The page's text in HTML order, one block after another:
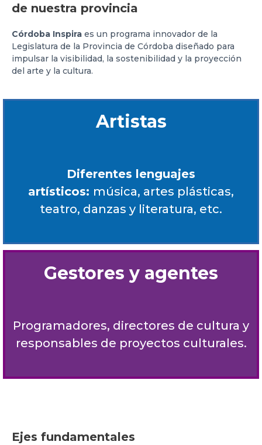
de nuestra provincia
Córdoba Inspira es un programa innovador de la
Legislatura de la Provincia de Córdoba diseñado para
impulsar la visibilidad, la sostenibilidad y la proyección
del arte y la cultura.
Artistas
Diferentes lenguajes
artísticos: música, artes plásticas,
teatro, danzas y literatura, etc.
Gestores y agentes
Programadores, directores de cultura y
responsables de proyectos culturales.
Ejes fundamentales